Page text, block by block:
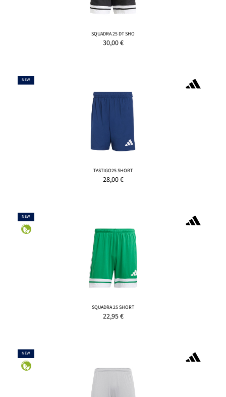
SQUADRA 25 DT SHO
30,00€
NEW
TASTIGO25 SHORT
28,00€
NEW
SQUADRA 25 SHORT
22,95€
NEW